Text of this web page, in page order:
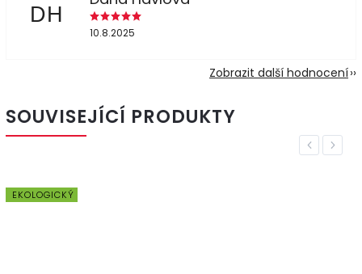
DH
10.8.2025
Zobrazit další hodnocení
SOUVISEJÍCÍ PRODUKTY
Previous
EKOLOGICKÝ
Next